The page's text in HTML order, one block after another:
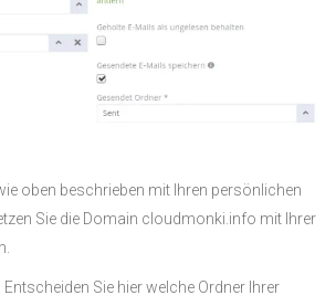
oben beschrieben mit Ihren persönlichen
Sie die Domain cloudmonki.info mit Ihrer
: Entscheiden Sie hier welche Ordner Ihrer